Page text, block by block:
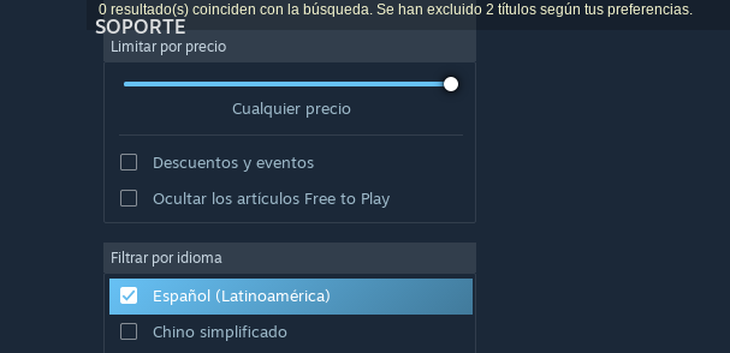
SOPORTE
0 resultado(s) coinciden con la búsqueda. Se han excluido 2 títulos según tus preferencias.
Limitar por precio
Cualquier precio
Descuentos y eventos
Ocultar los artículos Free to Play
Filtrar por idioma
Español (Latinoamérica)
Chino simplificado